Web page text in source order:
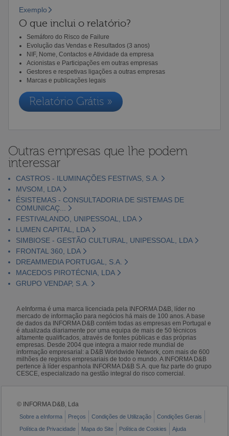
Exemplo
O que inclui o relatório?
Semáforo do Risco de Failure
Evolução das Vendas e Resultados (3 anos)
NIF, Nome, Contactos e Atividade da empresa
Acionistas e Participações em outras empresas
Gestores e respetivas ligações a outras empresas
Marcas e publicações legais
Relatório Grátis »
Outras empresas que lhe podem
interessar
CASTROS - ILUMINAÇÕES FESTIVAS, S.A.
MVSOM, LDA
ÉSISTEMAS - CONSULTADORIA DE SISTEMAS DE
COMUNICAÇ...
FESTIVALANDO, UNIPESSOAL, LDA
LUMEN CAPITAL, LDA
SIMBIOSE - GESTÃO CULTURAL, UNIPESSOAL, LDA
FRONTAL 360, LDA
DREAMMEDIA PORTUGAL, S.A.
MACEDOS PIROTÉCNIA, LDA
GRUPO VENDAP, S.A.
A eInforma é uma marca licenciada pela INFORMA D&B, líder no
mercado de informação para negócios há mais de 100 anos. A base
de dados da INFORMA D&B contém todas as empresas em Portugal e
é atualizada diariamente por uma equipa de mais de 50 técnicos
altamente qualificados, através de fontes públicas e das próprias
empresas. Desde 2004 que integra a maior rede mundial de
informação empresarial: a D&B Worldwide Network, com mais de 600
milhões de registos empresariais de todo o mundo. A INFORMA D&B
pertence à líder espanhola INFORMA D&B S.A. que faz parte do grupo
CESCE, especializado na gestão integral do risco comercial.
© INFORMA D&B, Lda
Sobre a eInforma Preços Condições de Utilização
Condições Gerais
Política de Privacidade
Mapa do Site Política de Cookies Ajuda